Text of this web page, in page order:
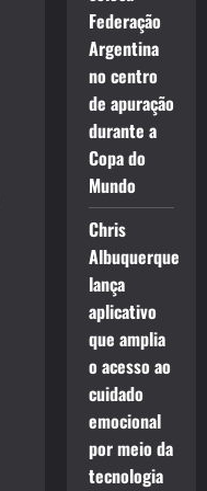
Federação
Argentina
no centro
de apuração
durante a
Copa do
Mundo
Chris
Albuquerque
lança
aplicativo
que amplia
o acesso ao
cuidado
emocional
por meio da
tecnologia